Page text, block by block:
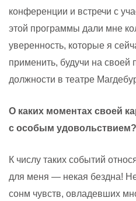
конференции и встречи с
этой программы дали мне
уверенность, которые я
применить, будучи на своей
должности в театре
О каких моментах своей
с особым удовольствием?
К числу таких событий
для меня — некая бездна!
сонм чувств, овладевших